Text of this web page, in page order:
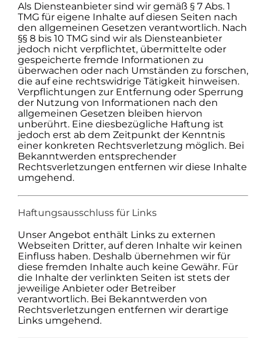
Als Diensteanbieter sind wir gemäß § 7 Abs. 1
TMG für eigene Inhalte auf diesen Seiten nach
den allgemeinen Gesetzen verantwortlich. Nach
§§ 8 bis 10 TMG sind wir als Diensteanbieter
jedoch nicht verpflichtet, übermittelte oder
gespeicherte fremde Informationen zu
überwachen oder nach Umständen zu forschen,
die auf eine rechtswidrige Tätigkeit hinweisen.
Verpflichtungen zur Entfernung oder Sperrung
der Nutzung von Informationen nach den
allgemeinen Gesetzen bleiben hiervon
unberührt. Eine diesbezügliche Haftung ist
jedoch erst ab dem Zeitpunkt der Kenntnis
einer konkreten Rechtsverletzung möglich. Bei
Bekanntwerden entsprechender
Rechtsverletzungen entfernen wir diese Inhalte
umgehend.
Haftungsausschluss für Links
Unser Angebot enthält Links zu externen
Webseiten Dritter, auf deren Inhalte wir keinen
Einfluss haben. Deshalb übernehmen wir für
diese fremden Inhalte auch keine Gewähr. Für
die Inhalte der verlinkten Seiten ist stets der
jeweilige Anbieter oder Betreiber
verantwortlich. Bei Bekanntwerden von
Rechtsverletzungen entfernen wir derartige
Links umgehend.